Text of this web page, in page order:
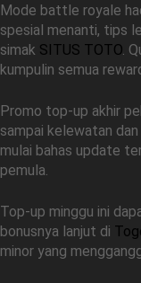
Mode battle royale
spesial menanti, tips
simak SITUS TOTO .
kumpulin semua
Promo top-up akhir
sampai kelewatan
mulai bahas update
pemula.
Top-up minggu ini
bonusnya lanjut di
minor yang